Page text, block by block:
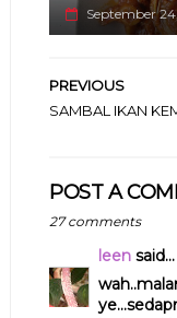
September
PREVIOUS
SAMBAL IKAN
POST A
27 comments
leensaid...